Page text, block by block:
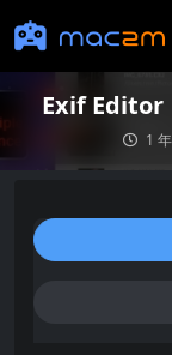
Exif Editor
1